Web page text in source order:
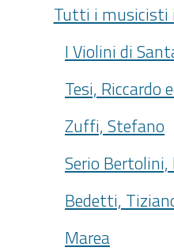
Tutti i musicisti
I Violini di
Tesi, Riccardo
Zuffi, Stefano
Serio Bertolini,
Bedetti,
Marea